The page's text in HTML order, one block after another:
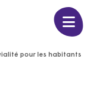
pour les habitants